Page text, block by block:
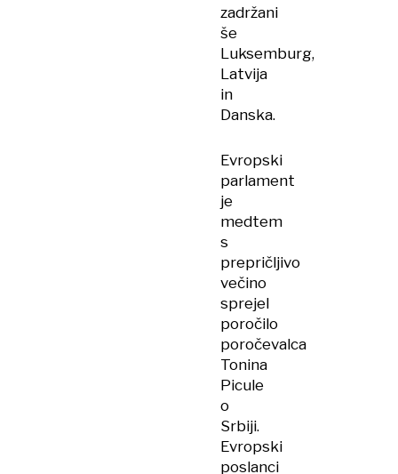
zadržani
še
Luksemburg,
Latvija
in
Danska.
Evropski
parlament
je
medtem
s
prepričljivo
večino
sprejel
poročilo
poročevalca
Tonina
Picule
o
Srbiji.
Evropski
poslanci